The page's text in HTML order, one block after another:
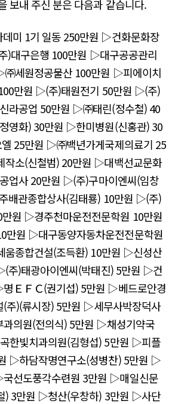
보내 주신 분은 다음과 같습니다.
미 1기 일동 250만원 ▷건화문화장
)대구은행 100만원 ▷대구공공관리
세원정공물산 100만원 ▷피에이치
만원 ▷(주)태원전기 50만원 ▷(주)
라공업 50만원 ▷㈜태린(정수철) 40
영화) 30만원 ▷한미병원(신홍관) 30
25만원 ▷㈜백년가게국제의료기 25
소(신철범) 20만원 ▷대백선교문화
업사 20만원 ▷(주)구마이엔씨(임창
배관종합상사(김태룡) 10만원 ▷(주)
만원 ▷경주천마운전전문학원 10만원
만원 ▷대구동양자동차운전전문학원
움종합건설(조득환) 10만원 ▷신성산
주)태광아이엔씨(박태진) 5만원 ▷건
ＥＦＣ(권기섭) 5만원 ▷베드로안경
주)(류시장) 5만원 ▷세무사박장덕사
의원(전의식) 5만원 ▷채성기약국
한빛치과의원(김형섭) 5만원 ▷피플
▷하담작명연구소(성병찬) 5만원 ▷
선도풍각수련원 3만원 ▷매일신문
) 3만원 ▷청산(우창하) 3만원 ▷사단